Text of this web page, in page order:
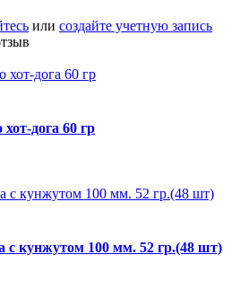
или создайте учетную запись
дога 60 гр
с кунжутом 100 мм. 52 гр.(48 шт)